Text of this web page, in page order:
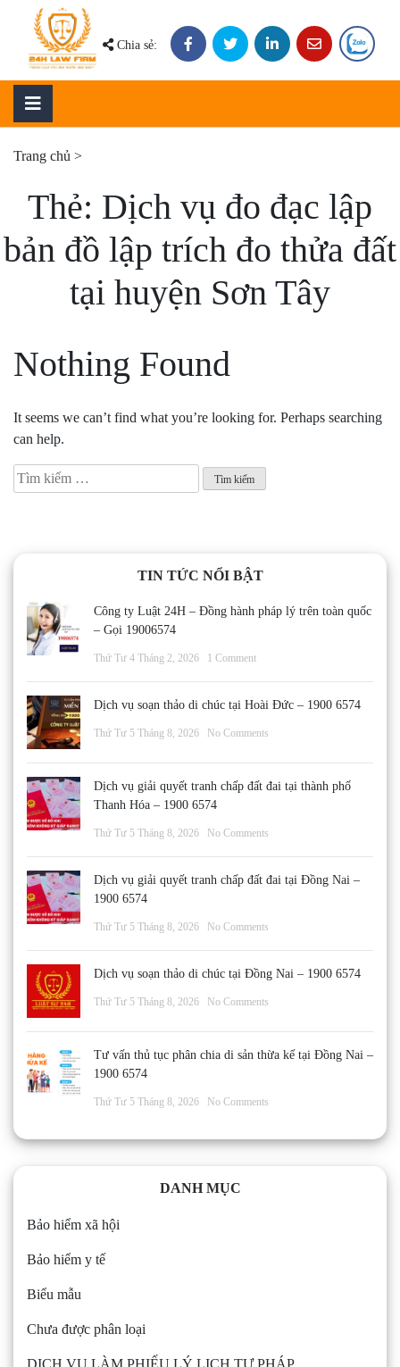
content
Chia sẻ:
Trang chủ >
Thẻ: Dịch vụ đo đạc lập
bản đồ lập trích đo thửa đất
tại huyện Sơn Tây
Nothing Found
It seems we can’t find what you’re looking for. Perhaps searching
can help.
Tìm
kiếm
TIN TỨC NỔI BẬT
Công ty Luật 24H – Đồng hành pháp lý trên toàn quốc
– Gọi 19006574
Thứ Tư 4 Tháng 2, 2026 1 Comment
Dịch vụ soạn thảo di chúc tại Hoài Đức – 1900 6574
Thứ Tư 5 Tháng 8, 2026 No Comments
Dịch vụ giải quyết tranh chấp đất đai tại thành phố
Thanh Hóa – 1900 6574
Thứ Tư 5 Tháng 8, 2026 No Comments
Dịch vụ giải quyết tranh chấp đất đai tại Đồng Nai –
1900 6574
Thứ Tư 5 Tháng 8, 2026 No Comments
Dịch vụ soạn thảo di chúc tại Đồng Nai – 1900 6574
Thứ Tư 5 Tháng 8, 2026 No Comments
Tư vấn thủ tục phân chia di sản thừa kế tại Đồng Nai –
1900 6574
Thứ Tư 5 Tháng 8, 2026 No Comments
DANH MỤC
Bảo hiểm xã hội
Bảo hiểm y tế
Biểu mẫu
Chưa được phân loại
DỊCH VỤ LÀM PHIẾU LÝ LỊCH TƯ PHÁP